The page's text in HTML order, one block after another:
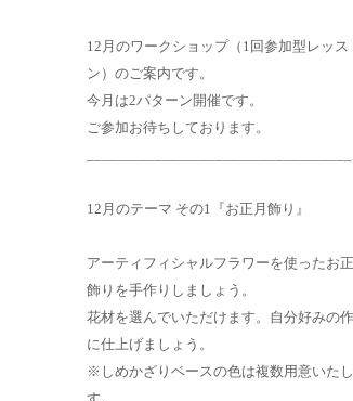
12 月のワークショップ（1回参加型レッス
ン ）のご案内です。
今月は2パターン開催です。
ご参加お待ちしております。
12月のテーマ その1『お正月飾り』
アーティフィシャルフラワーを使ったお正
飾りを手作りしましょう。
花材を選んでいただけます。自分好みの
に仕上げましょう。
※しめかざりベースの色は複数用意いた